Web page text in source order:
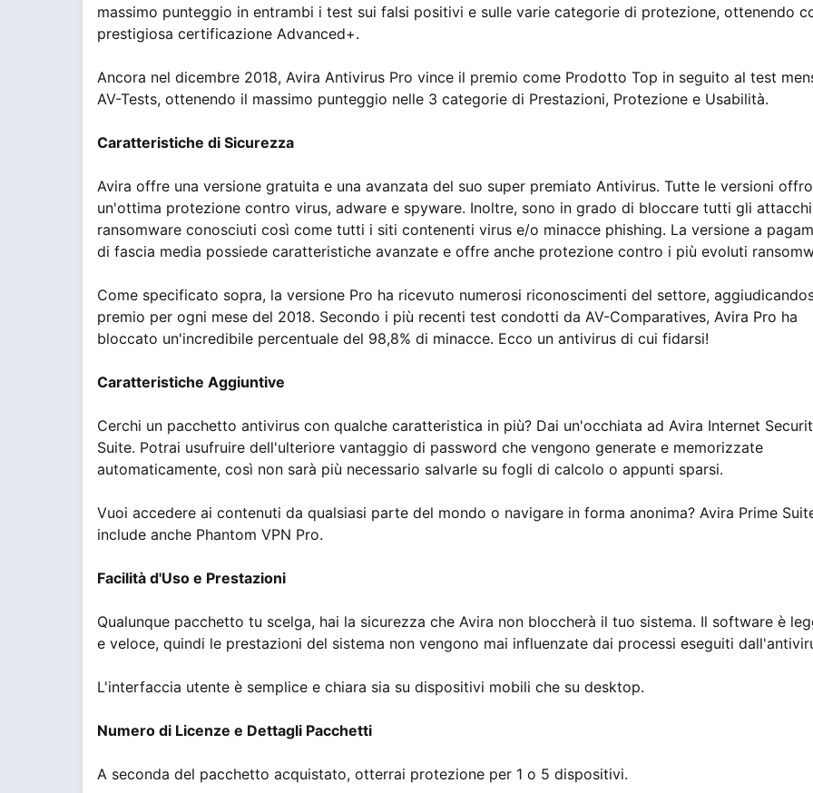
massimo punteggio in entrambi i test sui falsi positivi e sulle varie categorie di protezione, ottenendo
prestigiosa certificazione Advanced+.
Ancora nel dicembre 2018, Avira Antivirus Pro vince il premio come Prodotto Top in seguito al test
AV-Tests, ottenendo il massimo punteggio nelle 3 categorie di Prestazioni, Protezione e Usabilità.
Caratteristiche di Sicurezza
Avira offre una versione gratuita e una avanzata del suo super premiato Antivirus. Tutte le versioni
un'ottima protezione contro virus, adware e spyware. Inoltre, sono in grado di bloccare tutti gli attacchi
ransomware conosciuti così come tutti i siti contenenti virus e/o minacce phishing. La versione a
di fascia media possiede caratteristiche avanzate e offre anche protezione contro i più evoluti
Come specificato sopra, la versione Pro ha ricevuto numerosi riconoscimenti del settore,
premio per ogni mese del 2018. Secondo i più recenti test condotti da AV-Comparatives, Avira Pro ha
bloccato un'incredibile percentuale del 98,8% di minacce. Ecco un antivirus di cui fidarsi!
Caratteristiche Aggiuntive
Cerchi un pacchetto antivirus con qualche caratteristica in più? Dai un'occhiata ad Avira Internet
Suite. Potrai usufruire dell'ulteriore vantaggio di password che vengono generate e memorizzate
automaticamente, così non sarà più necessario salvarle su fogli di calcolo o appunti sparsi.
Vuoi accedere ai contenuti da qualsiasi parte del mondo o navigare in forma anonima? Avira Prime
include anche Phantom VPN Pro.
Facilità d'Uso e Prestazioni
Qualunque pacchetto tu scelga, hai la sicurezza che Avira non bloccherà il tuo sistema. Il software è
e veloce, quindi le prestazioni del sistema non vengono mai influenzate dai processi eseguiti
L'interfaccia utente è semplice e chiara sia su dispositivi mobili che su desktop.
Numero di Licenze e Dettagli Pacchetti
A seconda del pacchetto acquistato, otterrai protezione per 1 o 5 dispositivi.